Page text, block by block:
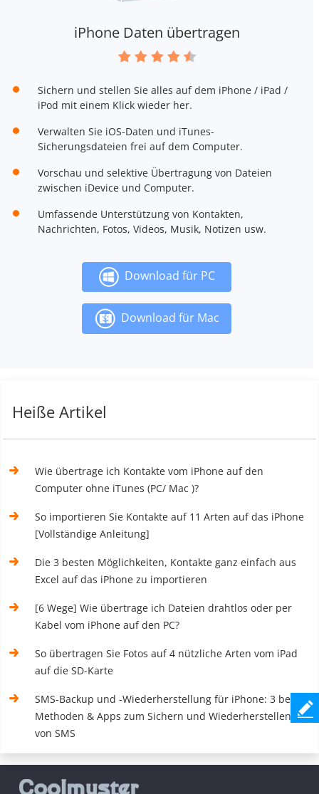
iPhone Daten übertragen
Sichern und stellen Sie alles auf dem iPhone / iPad /
iPod mit einem Klick wieder her.
Verwalten Sie iOS-Daten und iTunes-
Sicherungsdateien frei auf dem Computer.
Vorschau und selektive Übertragung von Dateien
zwischen iDevice und Computer.
Umfassende Unterstützung von Kontakten,
Nachrichten, Fotos, Videos, Musik, Notizen usw.
Download für PC
Download für Mac
Heiße Artikel
Wie übertrage ich Kontakte vom iPhone auf den
Computer ohne iTunes (PC/ Mac )?
So importieren Sie Kontakte auf 11 Arten auf das iPhone
[Vollständige Anleitung]
Die 3 besten Möglichkeiten, Kontakte ganz einfach aus
Excel auf das iPhone zu importieren
[6 Wege] Wie übertrage ich Dateien drahtlos oder per
Kabel vom iPhone auf den PC?
So übertragen Sie Fotos auf 4 nützliche Arten vom iPad
auf die SD-Karte
SMS-Backup und -Wiederherstellung für iPhone: 3 beste
Methoden & Apps zum Sichern und Wiederherstellen
von SMS